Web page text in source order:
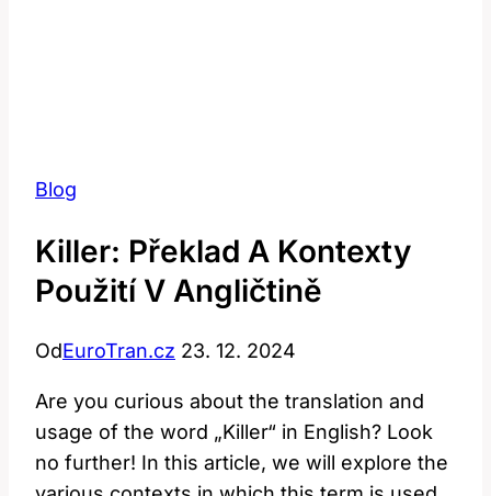
Blog
Killer: Překlad A Kontexty
Použití V Angličtině
OdEuroTran.cz 23. 12. 2024
Are you curious about the translation and
usage of the word „Killer“ in English? Look
no further! In this article, we will explore the